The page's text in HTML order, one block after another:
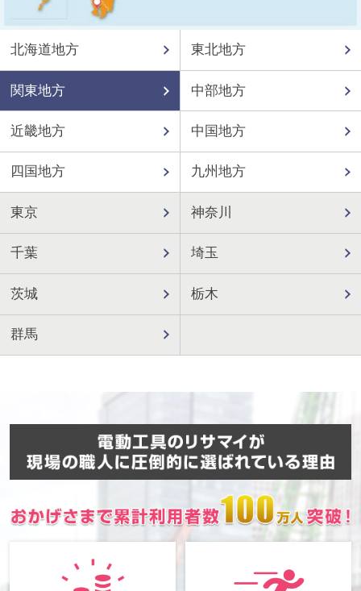
北海道地方 東北地方
関東地方 中部地方
近畿地方 中国地方
四国地方 九州地方
東京 神奈川
千葉 埼玉
茨城 栃木
群馬